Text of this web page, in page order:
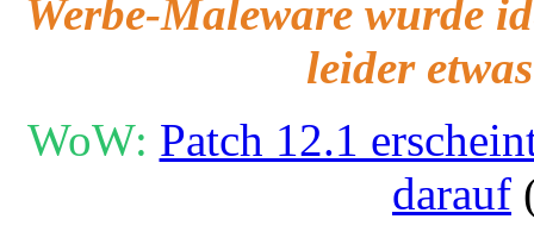
Werbe-Maleware wurde
leider
WoW: Patch 12.1
darauf